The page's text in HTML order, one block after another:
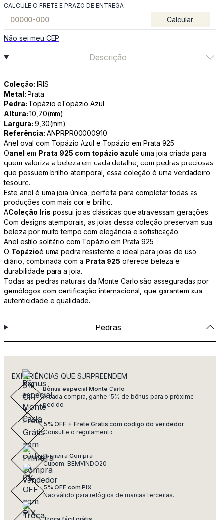
CALCULE O FRETE E PRAZO DE ENTREGA
Calcular
Não sei meu CEP
Descrição
Coleção: IRIS
Metal: Prata
Pedra: Topázio eTopázio Azul
Altura: 10,70(mm)
Largura: 9,30(mm)
Referência: ANPRPR00000910
Anel oval com Topázio Azul e Topázio em Prata 925
Oanel em Prata 925 com topázio azulé uma joia criada para
quem valoriza a beleza em cada detalhe, com pedras preciosas
que possuem brilho atemporal, essa coleção é uma verdadeiro
tesouro.
Este anel é uma joia única, perfeita para completar todas as
produções com mais cor e brilho.
AColeção Irís possui joias clássicas que atravessam gerações.
Com designs atemporais, as joias dessa coleção preservam sua
beleza por muito tempo com elegância e sofisticação.
Anel estilo solitário com Topázio em Prata 925
O Topázioé uma pedra resistente e ideal para joias de uso
diário, combinada com a Prata 925 oferece beleza e
durabilidade para a joia.
Todas as pedras naturais da Monte Carlo são asseguradas por
gemólogos com certificação internacional, que garantem sua
autenticidade e qualidade.
Pedras
EXPERIÊNCIAS QUE SURPREENDEM
Bônus especial Monte Carlo
A cada compra, ganhe 15% de bônus para o próximo
pedido
5% OFF + Frete Grátis com código do vendedor
Consulte o regulamento
Primeira Compra
Cupom: BEMVINDO20
5% OFF com PIX
Não válido para relógios de marcas terceiras.